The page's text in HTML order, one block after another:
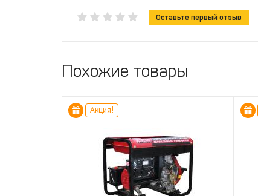
Оставьте первый отзыв
Похожие товары
Акция!